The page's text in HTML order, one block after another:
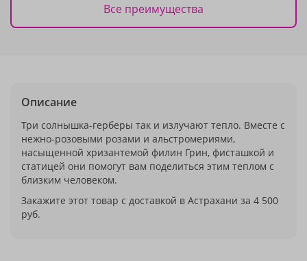
Все преимущества
Описание
Три солнышка-герберы так и излучают тепло. Вместе с
нежно-розовыми розами и альстромериями,
насыщенной хризантемой филин Грин, фисташкой и
статицей они помогут вам поделиться этим теплом с
близким человеком.
Закажите этот товар с доставкой в Астрахани за 4 500
руб.